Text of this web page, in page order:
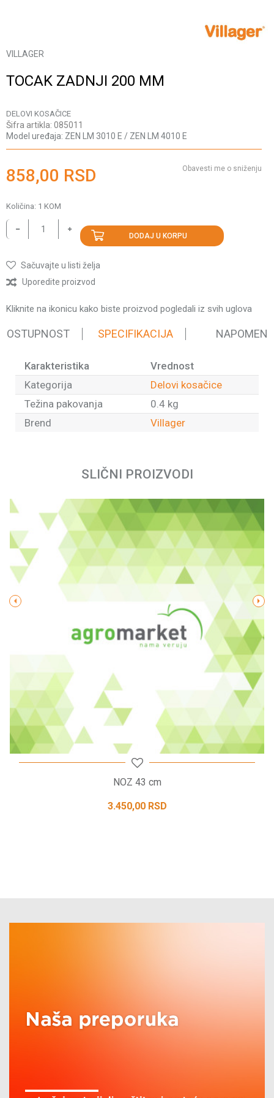
VILLAGER
TOCAK ZADNJI 200 MM
DELOVI KOSAČICE
Šifra artikla: 085011
Model uređaja: ZEN LM 3010 E / ZEN LM 4010 E
858,00 RSD Obavesti me o sniženju
Količina: 1 KOM
DODAJ U KORPU
Sačuvajte u listi želja
Uporedite proizvod
Kliknite na ikonicu kako biste proizvod pogledali iz svih uglova
SPECIFIKACIJA NAPOMENA
Karakteristika
Vrednost
Kategorija
Delovi kosačice
Težina pakovanja
0.4 kg
Brend
Villager
Poruka
SLIČNI PROIZVODI
NOZ 43 cm
3.450,00 RSD